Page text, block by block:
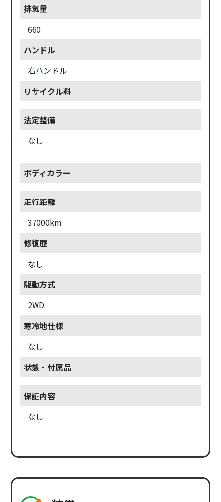
排気量
660
ハンドル
右ハンドル
リサイクル料
法定整備
なし
ボディカラー
走行距離
37000km
修復歴
なし
駆動方式
2WD
寒冷地仕様
なし
状態・付属品
保証内容
なし